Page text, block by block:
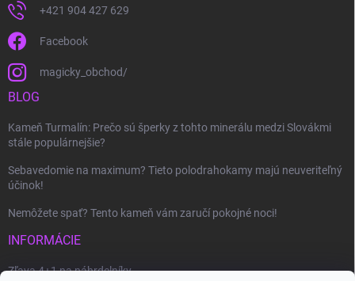
+421 904 427 629
Facebook
magicky_obchod/
BLOG
Kameň Turmalín: Prečo sú šperky z tohto minerálu medzi Slovákmi
stále populárnejšie?
Sebavedomie na maximum? Tieto polodrahokamy majú neuveriteľný
účinok!
Nemôžete spať? Tento kameň vám zaručí pokojné noci!
INFORMÁCIE
Zľava 4+1 na náhrdelníky